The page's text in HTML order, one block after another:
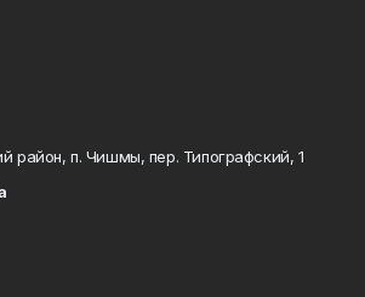
район, п. Чишмы, пер. Типографский, 1